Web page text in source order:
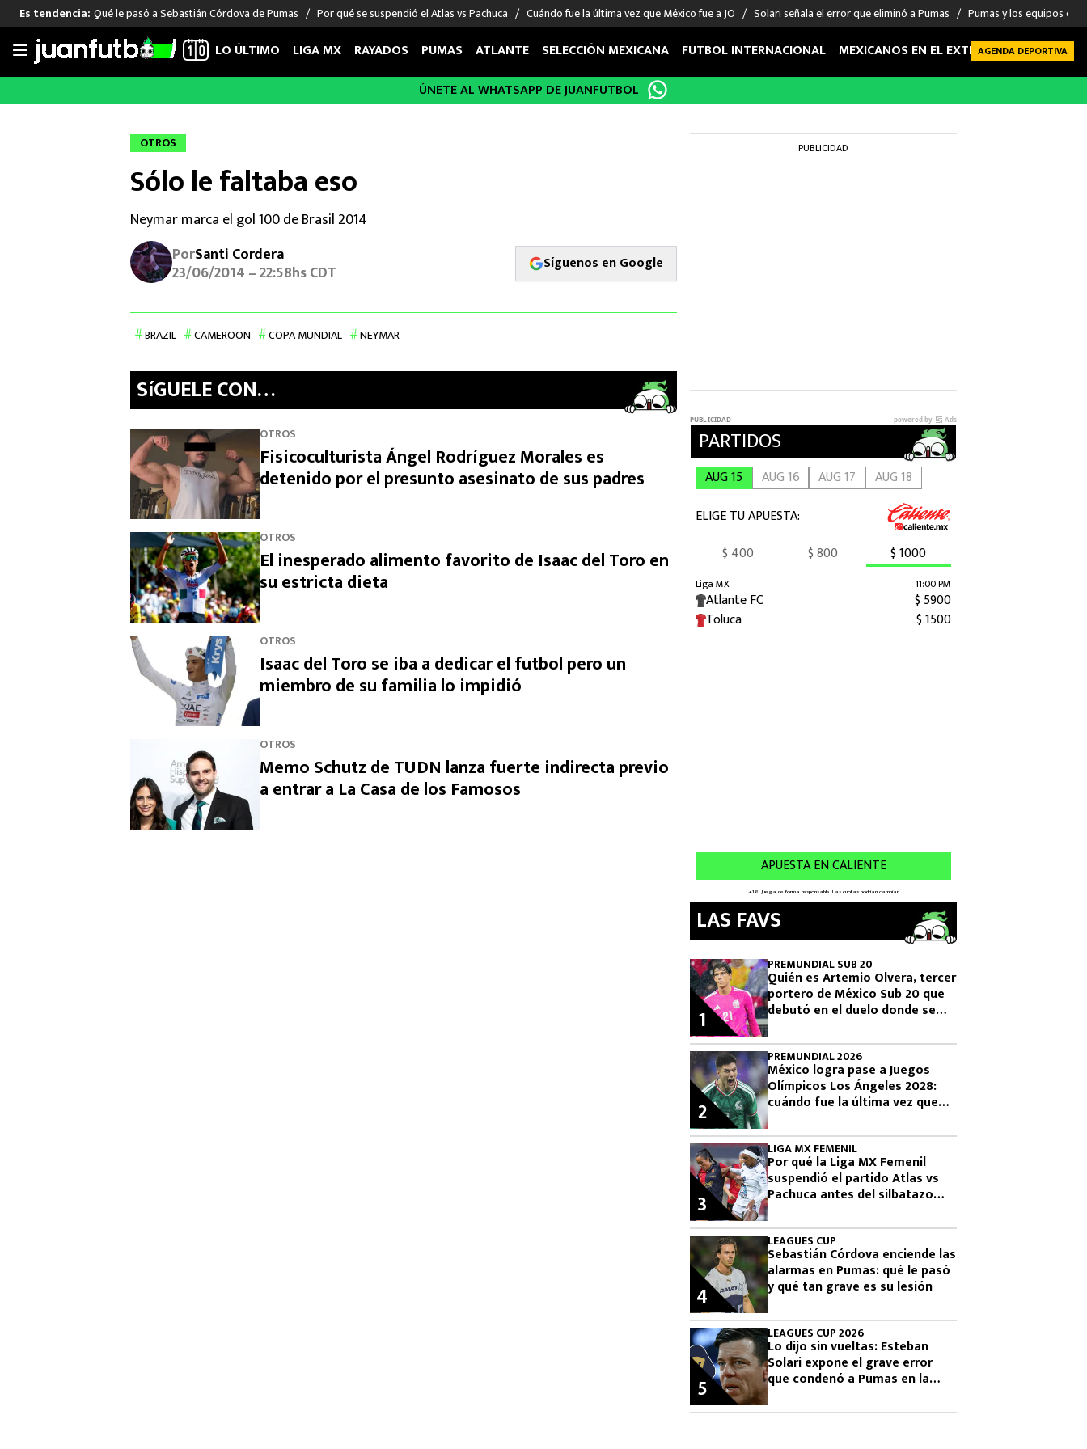
Saltar
Es tendencia: Qué le pasó a Sebastián Córdova de Pumas Por qué se suspendió el Atlas vs Pachuca Cuándo fue la última vez que México fue a JO Solari señala el error que eliminó a Pumas Pumas y los equipos
LIGA MX
Chivas de Guadalajara
FUT INTERNACIONAL
Las Noticias
Selección Mexicana
Champions League
Real Madrid
Barcelona
MEXICANOS EN EL EXTRANJERO
Memo Ochoa
Edson Álvarez
Rodrigo Huescas
FIGURAS
DEPORTES
NBA
Más deportes
LO ÚLTIMO LIGA MX RAYADOS PUMAS ATLANTE SELECCIÓN MEXICANA FUTBOL INTERNACIONAL MEXICANOS EN EL EXTRANJERO FUTBOL
AGENDA DEPORTIVA
ÚNETE AL WHATSAPP DE JUANFUTBOL
OTROS
Sólo le faltaba eso
Neymar marca el gol 100 de Brasil 2014
PorSanti Cordera
23/06/2014 – 22:58hs CDT Síguenos en Google
BRAZIL CAMEROON COPA MUNDIAL NEYMAR
SíGUELE CON…
OTROS
Fisicoculturista Ángel Rodríguez Morales es
detenido por el presunto asesinato de sus padres
OTROS
El inesperado alimento favorito de Isaac del Toro en
su estricta dieta
OTROS
Isaac del Toro se iba a dedicar el futbol pero un
miembro de su familia lo impidió
OTROS
Memo Schutz de TUDN lanza fuerte indirecta previo
a entrar a La Casa de los Famosos
PUBLICIDAD
LAS FAVS
PREMUNDIAL SUB 20
Quién es Artemio Olvera, tercer
portero de México Sub 20 que
debutó en el duelo donde se
1
PREMUNDIAL 2026
México logra pase a Juegos
Olímpicos Los Ángeles 2028:
cuándo fue la última vez que
2
LIGA MX FEMENIL
Por qué la Liga MX Femenil
suspendió el partido Atlas vs
Pachuca antes del silbatazo
3
LEAGUES CUP
Sebastián Córdova enciende las
alarmas en Pumas: qué le pasó
y qué tan grave es su lesión
4
LEAGUES CUP 2026
Lo dijo sin vueltas: Esteban
Solari expone el grave error
que condenó a Pumas en la
5